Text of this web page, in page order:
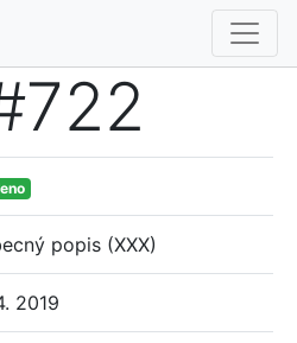
popis (XXX)
2019